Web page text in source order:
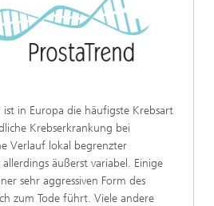
ist in Europa die häufigste Krebsart
Krebserkrankung bei
Verlauf lokal begrenzter
äußerst variabel. Einige
sehr aggressiven Form des
zum Tode führt. Viele andere